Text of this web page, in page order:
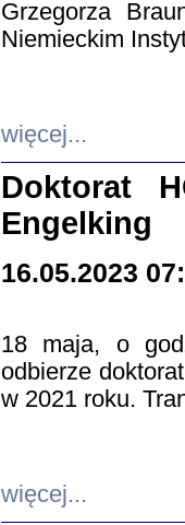
Grzegorza
Niemieckim
więcej...
Doktorat
Engelking
16.05.2023
18 maja, o
odbierze
w 2021 roku.
więcej...